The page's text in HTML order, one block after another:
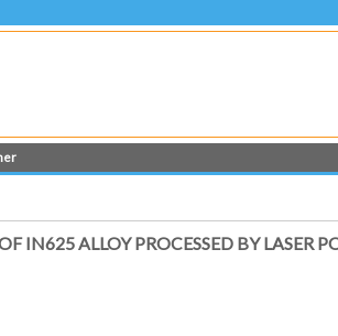
IN625 ALLOY PROCESSED BY LASER